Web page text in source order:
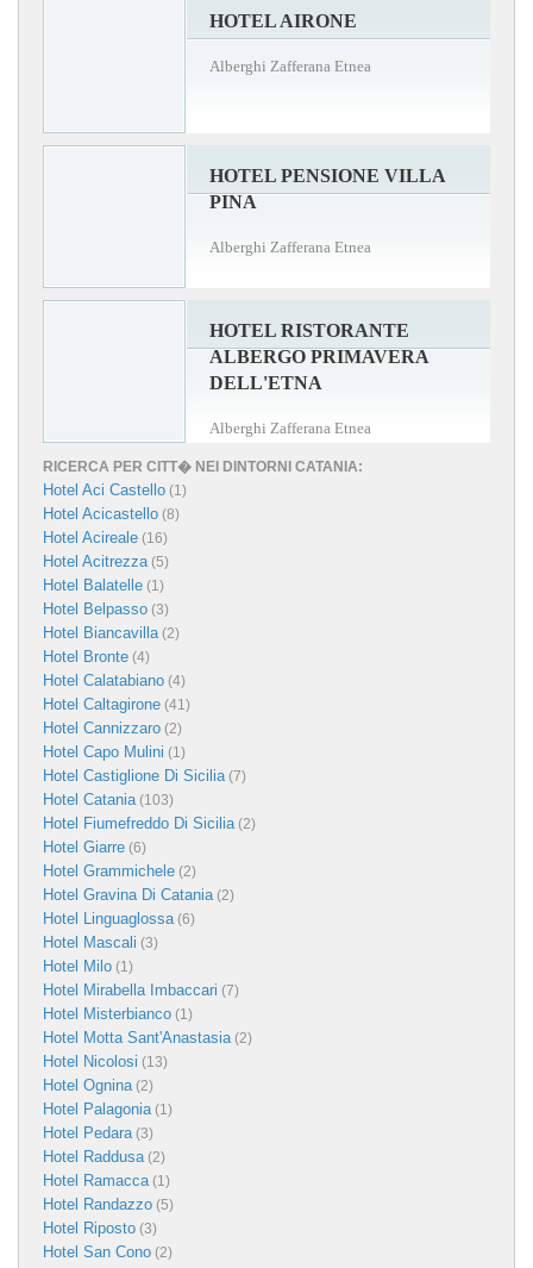
HOTEL AIRONE
Alberghi Zafferana Etnea
HOTEL PENSIONE VILLA
PINA
Alberghi Zafferana Etnea
HOTEL RISTORANTE
ALBERGO PRIMAVERA
DELL'ETNA
Alberghi Zafferana Etnea
RICERCA PER CITT� NEI DINTORNI CATANIA:
Hotel Aci Castello (1)
Hotel Acicastello (8)
Hotel Acireale (16)
Hotel Acitrezza(5)
Hotel Balatelle (1)
Hotel Belpasso (3)
Hotel Biancavilla(2)
Hotel Bronte (4)
Hotel Calatabiano (4)
Hotel Caltagirone (41)
Hotel Cannizzaro (2)
Hotel Capo Mulini (1)
Hotel Castiglione Di Sicilia(7)
Hotel Catania(103)
Hotel Fiumefreddo Di Sicilia(2)
Hotel Giarre (6)
Hotel Grammichele (2)
Hotel Gravina Di Catania(2)
Hotel Linguaglossa(6)
Hotel Mascali (3)
Hotel Milo (1)
Hotel Mirabella Imbaccari (7)
Hotel Misterbianco (1)
Hotel Motta Sant'Anastasia(2)
Hotel Nicolosi (13)
Hotel Ognina(2)
Hotel Palagonia(1)
Hotel Pedara(3)
Hotel Raddusa(2)
Hotel Ramacca(1)
Hotel Randazzo (5)
Hotel Riposto (3)
Hotel San Cono (2)